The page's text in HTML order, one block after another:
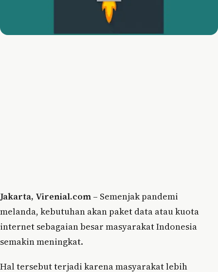
Jakarta, Virenial.com – Semenjak pandemi
melanda, kebutuhan akan paket data atau kuota
internet sebagaian besar masyarakat Indonesia
semakin meningkat.
Hal tersebut terjadi karena masyarakat lebih